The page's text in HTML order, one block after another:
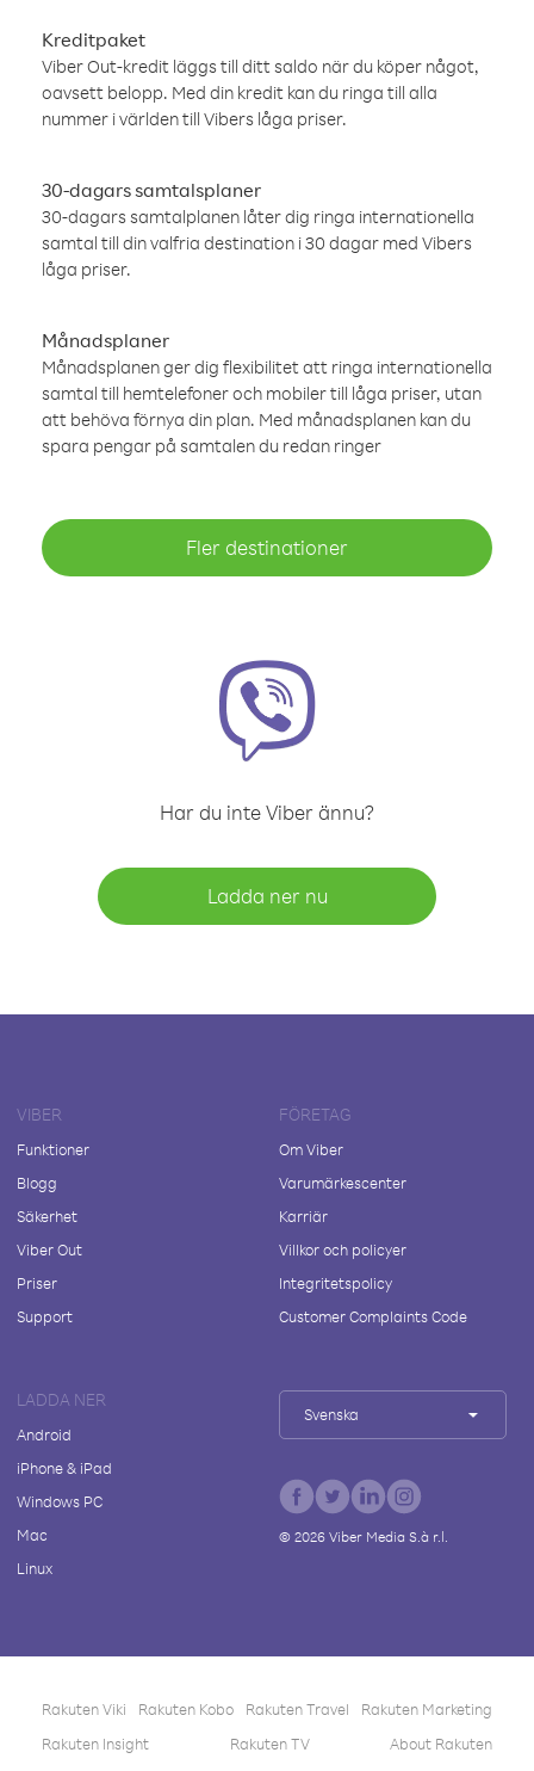
Kreditpaket
Viber Out-kredit läggs till ditt saldo när du köper något,
oavsett belopp. Med din kredit kan du ringa till alla
nummer i världen till Vibers låga priser.
30-dagars samtalsplaner
30-dagars samtalplanen låter dig ringa internationella
samtal till din valfria destination i 30 dagar med Vibers
låga priser.
Månadsplaner
Månadsplanen ger dig flexibilitet att ringa internationella
samtal till hemtelefoner och mobiler till låga priser, utan
att behöva förnya din plan. Med månadsplanen kan du
spara pengar på samtalen du redan ringer
Fler destinationer
Har du inte Viber ännu?
Ladda ner nu
VIBER
Funktioner
Blogg
Säkerhet
Viber Out
Priser
Support
FÖRETAG
Om Viber
Varumärkescenter
Karriär
Villkor och policyer
Integritetspolicy
Customer Complaints Code
LADDA NER
Android
iPhone & iPad
Windows PC
Mac
Linux
Svenska
© 2026Viber Media S.à r.l.
Rakuten Viki Rakuten Kobo Rakuten Travel
Rakuten Marketing
Rakuten Insight
Rakuten TV About Rakuten